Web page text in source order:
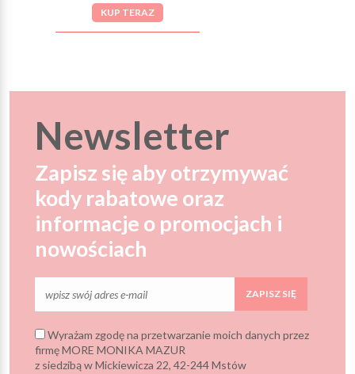
KUP TERAZ
Newsletter
Zapisz się aby otrzymywać
kody rabatowe oraz
informacje o promocjach i
nowościach
ZAPISZ SIĘ
Wyrażam zgodę na przetwarzanie moich danych przez
firmę MORE MONIKA MAZUR
z siedzibą w Mickiewicza 22, 42-244 Mstów